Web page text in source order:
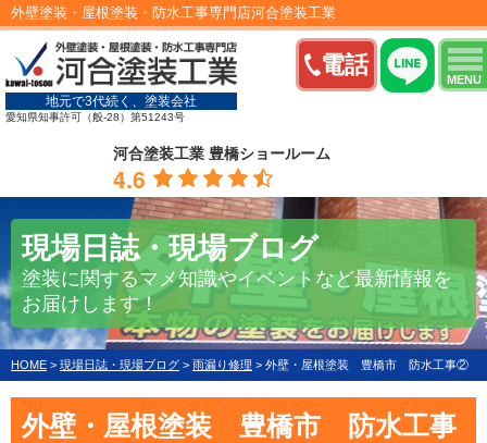
電話
MENU
外壁塗装・屋根塗装・防水工事専門店河合塗装工業
地元で3代続く、塗装会社
愛知県知事許可（般-28）第51243号
河合塗装工業 豊橋ショールーム
4.6
現場日誌・現場ブログ
塗装に関するマメ知識やイベントなど最新情報を
お届けします！
HOME > 現場日誌・現場ブログ > 雨漏り修理 > 外壁・屋根塗装 豊橋市 防水工事②
外壁・屋根塗装 豊橋市 防水工事